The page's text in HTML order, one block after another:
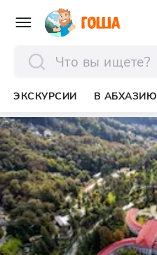
ЭКСКУРСИИ В АБХАЗИЮ